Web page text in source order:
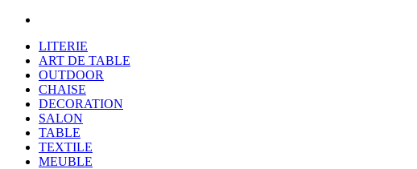
LITERIE
ART DE TABLE
OUTDOOR
CHAISE
DECORATION
SALON
TABLE
TEXTILE
MEUBLE